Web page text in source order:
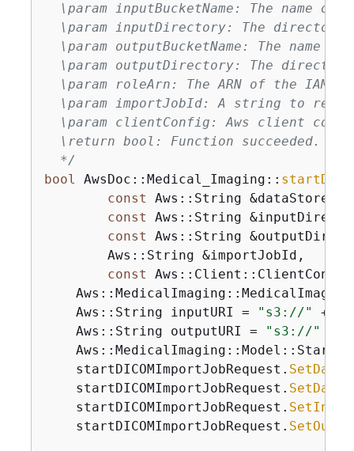
\param inputBucketName: The name of
\param inputDirectory: The
\param outputBucketName: The name of
\param outputDirectory: The
\param roleArn: The ARN of the IAM
\param importJobId: A string to
\param clientConfig: Aws client
  \return bool: Function succeeded.
  */
bool AwsDoc::Medical_Imaging::
const Aws::String
const Aws::String
const Aws::String
        Aws::String &importJobId,
const
    Aws::
    Aws::String inputURI =
"s3://"
+
    Aws::String outputURI =
"s3://"
    startDICOMImportJobRequest.
    startDICOMImportJobRequest.
    startDICOMImportJobRequest.
    startDICOMImportJobRequest.